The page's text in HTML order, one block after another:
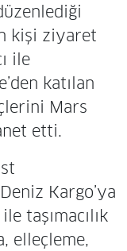
kişi ziyaret
ile
katılan
Mars
etti.
Kargo’ya
taşımacılık
elleçleme,